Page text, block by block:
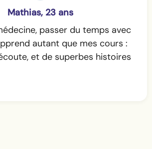
Mathias, 23 ans
passer du temps avec
autant que mes cours :
et de superbes histoires